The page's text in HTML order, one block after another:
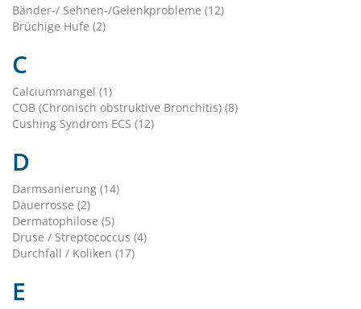
Bänder-/ Sehnen-/Gelenkprobleme (12)
Brüchige Hufe (2)
C
Calciummangel (1)
COB (Chronisch obstruktive Bronchitis) (8)
Cushing Syndrom ECS (12)
D
Darmsanierung (14)
Dauerrosse (2)
Dermatophilose (5)
Druse / Streptococcus (4)
Durchfall / Koliken (17)
E